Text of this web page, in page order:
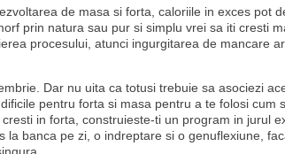
de masa si forta, caloriile in exces pot
prin natura sau pur si simplu vrei sa iti cresti
procesului, atunci ingurgitarea de mancare
Dar nu uita ca totusi trebuie sa asociezi
pentru forta si masa pentru a te folosi cum
in forta, construieste-ti un program in jurul
la banca pe zi, o indreptare si o genuflexiune,